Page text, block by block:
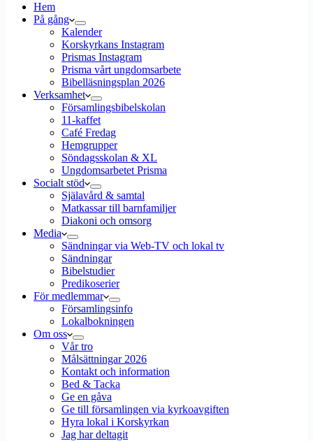
Hem
På gång
Kalender
Korskyrkans Instagram
Prismas Instagram
Prisma vårt ungdomsarbete
Bibelläsningsplan 2026
Verksamhet
Församlingsbibelskolan
11-kaffet
Café Fredag
Hemgrupper
Söndagsskolan & XL
Ungdomsarbetet Prisma
Socialt stöd
Själavård & samtal
Matkassar till barnfamiljer
Diakoni och omsorg
Media
Sändningar via Web-TV och lokal tv
Sändningar
Bibelstudier
Predikoserier
För medlemmar
Församlingsinfo
Lokalbokningen
Om oss
Vår tro
Målsättningar 2026
Kontakt och information
Bed & Tacka
Ge en gåva
Ge till församlingen via kyrkoavgiften
Hyra lokal i Korskyrkan
Jag har deltagit